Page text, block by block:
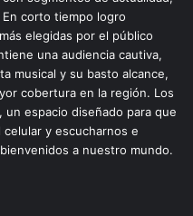
corto tiempo logro
elegidas por el público
una audiencia cautiva,
musical y su basto alcance,
cobertura en la región. Los
un espacio diseñado para que
y escucharnos e
a nuestro mundo.